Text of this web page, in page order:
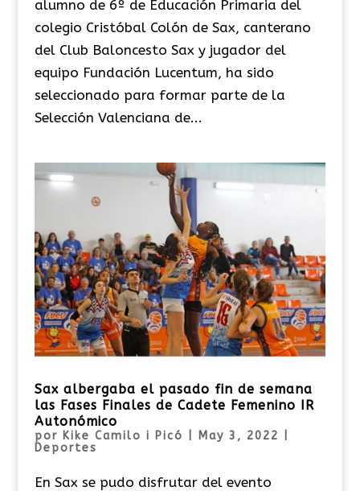
alumno de 6º de Educación Primaria del
colegio Cristóbal Colón de Sax, canterano
del Club Baloncesto Sax y jugador del
equipo Fundación Lucentum, ha sido
seleccionado para formar parte de la
Selección Valenciana de...
Sax albergaba el pasado fin de semana
las Fases Finales de Cadete Femenino IR
Autonómico
por Kike Camilo i Picó May 3, 2022
Deportes
En Sax se pudo disfrutar del evento